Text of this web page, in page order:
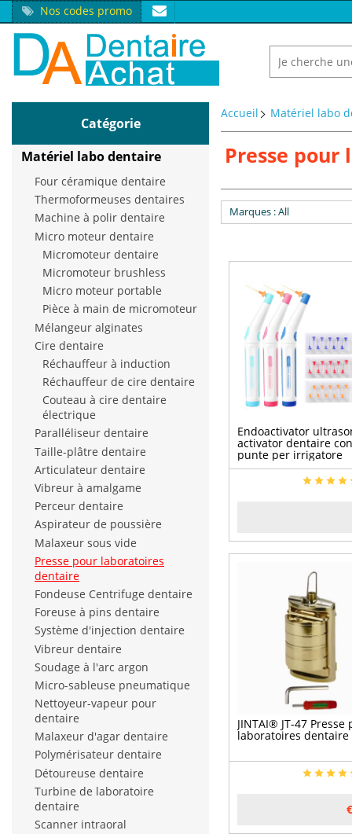
Nos codes promo
Catégorie
Matériel labo dentaire
Four céramique dentaire
Thermoformeuses dentaires
Machine à polir dentaire
Micro moteur dentaire
Micromoteur dentaire
Micromoteur brushless
Micro moteur portable
Pièce à main de micromoteur
Mélangeur alginates
Cire dentaire
Réchauffeur à induction
Réchauffeur de cire dentaire
Couteau à cire dentaire
électrique
Paralléliseur dentaire
Taille-plâtre dentaire
Articulateur dentaire
Vibreur à amalgame
Perceur dentaire
Aspirateur de poussière
Malaxeur sous vide
Presse pour laboratoires
dentaire
Fondeuse Centrifuge dentaire
Foreuse à pins dentaire
Système d'injection dentaire
Vibreur dentaire
Soudage à l'arc argon
Micro-sableuse pneumatique
Nettoyeur-vapeur pour
dentaire
Malaxeur d'agar dentaire
Polymérisateur dentaire
Détoureuse dentaire
Turbine de laboratoire
dentaire
Scanner intraoral
Accueil Matériel labo
Presse
Marques : All
Endoactivator
activator dentaire
punte per irrigatore
canalare
JINTAI® JT-47 Presse
laboratoires dentaire